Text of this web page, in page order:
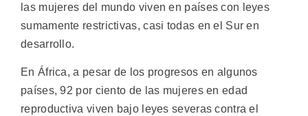
las mujeres del mundo viven en países con leyes
sumamente restrictivas, casi todas en el Sur en
desarrollo.
En África, a pesar de los progresos en algunos
países, 92 por ciento de las mujeres en edad
reproductiva viven bajo leyes severas contra el